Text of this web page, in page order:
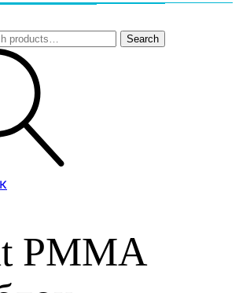
Search
PMMA